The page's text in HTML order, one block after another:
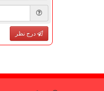
درج نظر